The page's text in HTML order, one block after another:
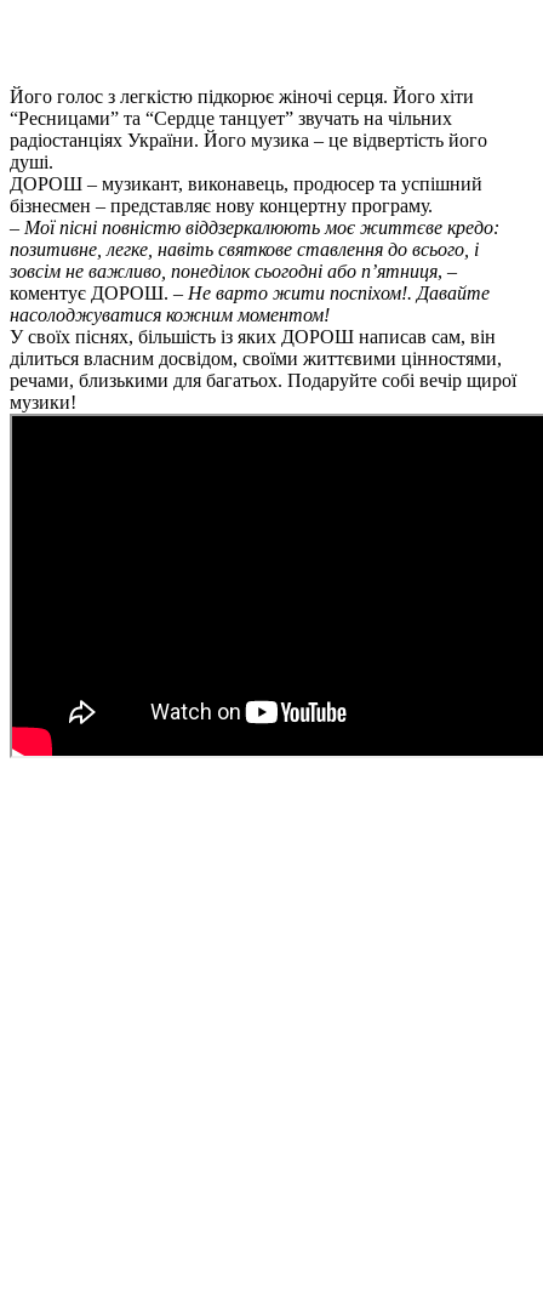
Його голос з легкістю підкорює жіночі серця. Його хіти
“Ресницами” та “Сердце танцует” звучать на чільних
радіостанціях України. Його музика – це відвертість його
душі.
ДОРОШ – музикант, виконавець, продюсер та успішний
бізнесмен – представляє нову концертну програму.
– Мої пісні повністю віддзеркалюють моє життєве кредо:
позитивне, легке, навіть святкове ставлення до всього, і
зовсім не важливо, понеділок сьогодні або п’ятниця, –
коментує ДОРОШ. – Не варто жити поспіхом!. Давайте
насолоджуватися кожним моментом!
У своїх піснях, більшість із яких ДОРОШ написав сам, він
ділиться власним досвідом, своїми життєвими цінностями,
речами, близькими для багатьох. Подаруйте собі вечір щирої
музики!